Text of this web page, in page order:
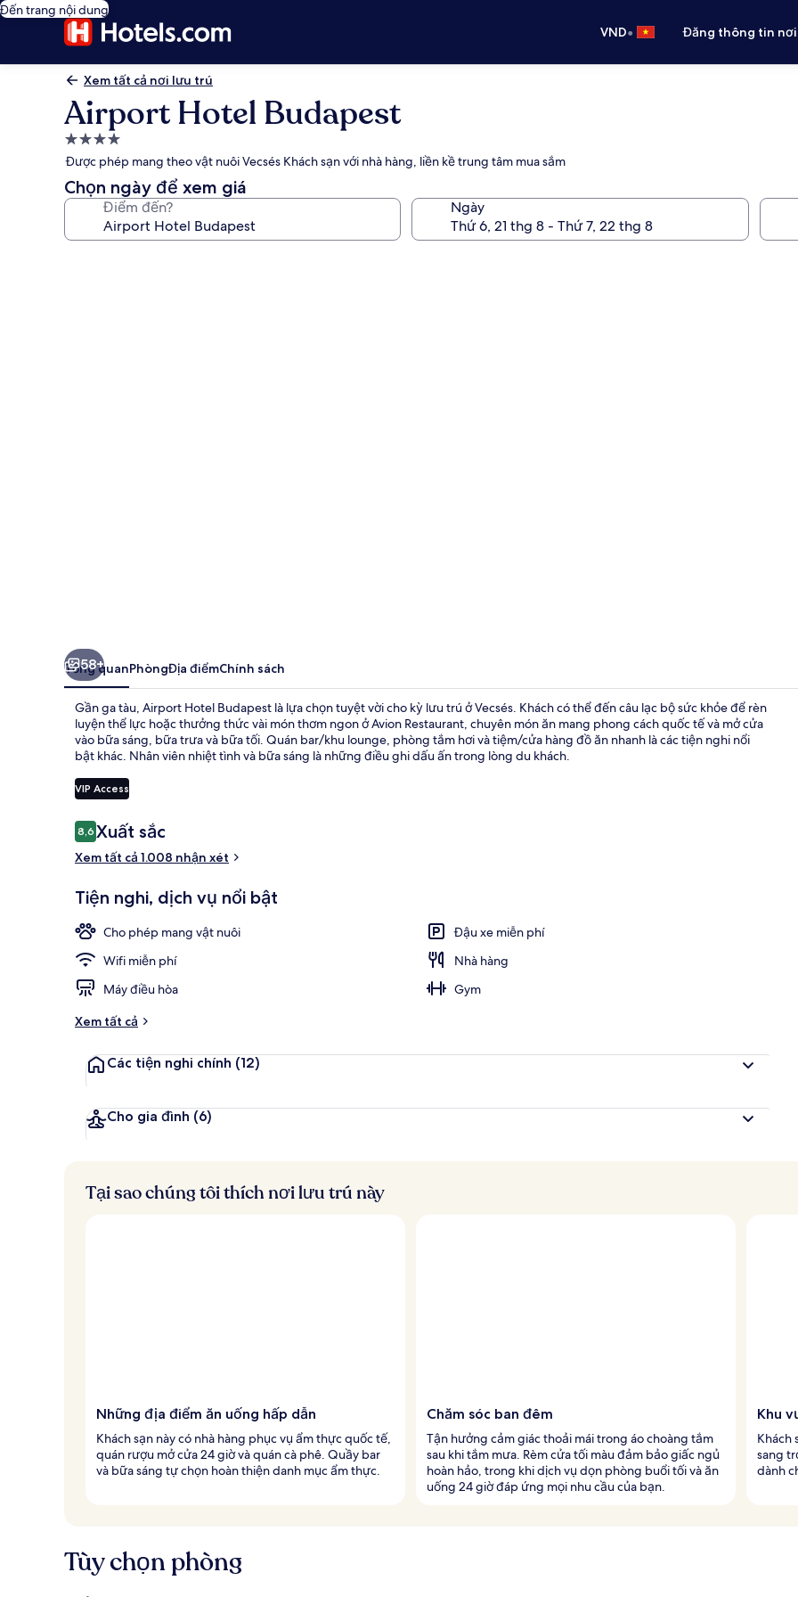
Đến trang nội dung
VND• Đăng thông tin
Xem tất cả nơi lưu trú
Airport Hotel Budapest
Nơi
lưu
trú
4.0
Được phép mang theo vật nuôi Vecsés Khách sạn với nhà hàng, liền kề trung tâm mua sắm
Chọn ngày để xem giá
Điểm đến? Ngày
58+
Tổng quanPhòngĐịa điểmChính sách
Gần ga tàu, Airport Hotel Budapest là lựa chọn tuyệt vời cho kỳ lưu trú ở Vecsés. Khách có thể đến câu lạc bộ sức khỏe để rèn
luyện thể lực hoặc thưởng thức vài món thơm ngon ở Avion Restaurant, chuyên món ăn mang phong cách quốc tế và mở cửa
vào bữa sáng, bữa trưa và bữa tối. Quán bar/khu lounge, phòng tắm hơi và tiệm/cửa hàng đồ ăn nhanh là các tiện nghi nổi
bật khác. Nhân viên nhiệt tình và bữa sáng là những điều ghi dấu ấn trong lòng du khách.
VIP Access
Nhận
xét
8,68,6 trên 10,
Xuất sắc
Xem tất cả 1.008 nhận xét
Tiện nghi, dịch vụ nổi bật
Cho phép mang vật nuôi
Đậu xe miễn phí
Wifi miễn phí
Nhà hàng
Máy điều hòa
Gym
Xem tất cả
Các tiện nghi chính (12)
Cho gia đình (6)
Tại sao chúng tôi thích nơi lưu trú này
Những địa điểm ăn uống hấp dẫn
Khách sạn này có nhà hàng phục vụ ẩm thực quốc tế,
quán rượu mở cửa 24 giờ và quán cà phê. Quầy bar
và bữa sáng tự chọn hoàn thiện danh mục ẩm thực.
Chăm sóc ban đêm
Tận hưởng cảm giác thoải mái trong áo choàng tắm
sau khi tắm mưa. Rèm cửa tối màu đảm bảo giấc ngủ
hoàn hảo, trong khi dịch vụ dọn phòng buổi tối và ăn
uống 24 giờ đáp ứng mọi nhu cầu của bạn.
Khu
Khách
sang
dành
Tùy chọn phòng